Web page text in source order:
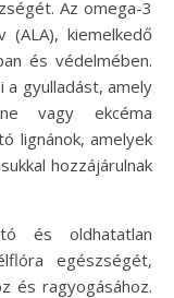
Az omega-3
(ALA), kiemelkedő
és védelmében.
a gyulladást, amely
vagy ekcéma
lignánok, amelyek
hozzájárulnak
és oldhatatlan
egészségét,
és ragyogásához.